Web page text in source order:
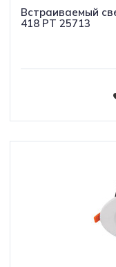
Встраиваемый
418 PT 25713